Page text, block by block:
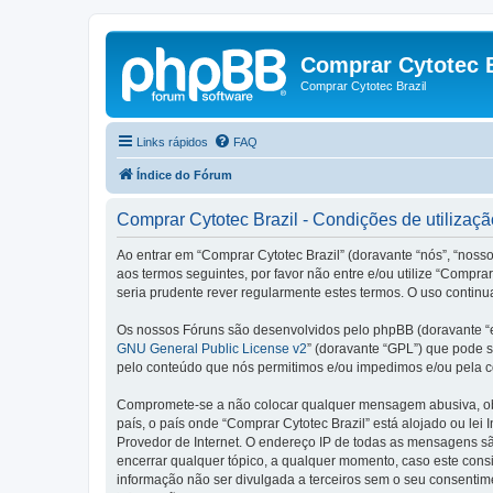
Comprar Cytotec
Comprar Cytotec Brazil
Links rápidos FAQ
Índice do Fórum
Comprar Cytotec Brazil - Condições de
Ao entrar em “Comprar Cytotec Brazil” (doravante “nós”,
aos termos seguintes, por favor não entre e/ou utilize
seria prudente rever regularmente estes termos. O uso
Os nossos Fóruns são desenvolvidos pelo phpBB (doravante
GNU General Public License v2” (doravante “GPL”) que pode
pelo conteúdo que nós permitimos e/ou impedimos e/ou pela
Compromete-se a não colocar qualquer mensagem abusiva,
país, o país onde “Comprar Cytotec Brazil” está alojado ou
Provedor de Internet. O endereço IP de todas as mensagens
encerrar qualquer tópico, a qualquer momento, caso este
informação não ser divulgada a terceiros sem o seu